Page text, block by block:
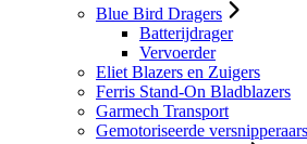
Blue Bird Dragers
Batterijdrager
Vervoerder
Eliet Blazers en Zuigers
Ferris Stand-On Bladblazers
Garmech Transport
Gemotoriseerde versnipperaars